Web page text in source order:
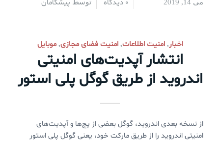
می 14, 2019 / 0 دیدگاه/ توسط پیشگامان
اخبار,امنیت اطلاعات,امنیت فضای مجازی,موبایل
انتشار آپدیت‌های امنیتی
اندروید از طریق گوگل پلی استور
از نسخه بعدی اندروید، گوگل بعضی از پچ‌ها و آپدیت‌های
امنیتی اندروید را از طریق مارکت خود، یعنی گوگل پلی استور